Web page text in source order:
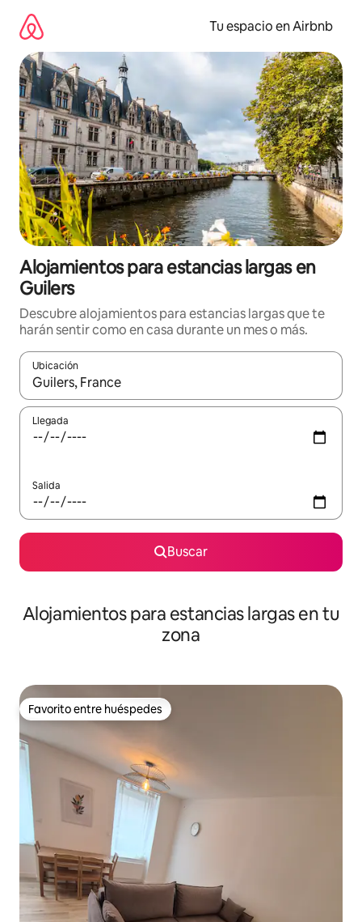
contenido
Tu espacio en Airbnb
Alojamientos para estancias largas en
Guilers
Descubre alojamientos para estancias largas que te
harán sentir como en casa durante un mes o más.
Ubicación
Cuando los resultados estén disponibles, podrás navegar
Llegada
Salida
Buscar
Alojamientos para estancias largas en tu
zona
Favorito entre huéspedes
Favorito entre huéspedes